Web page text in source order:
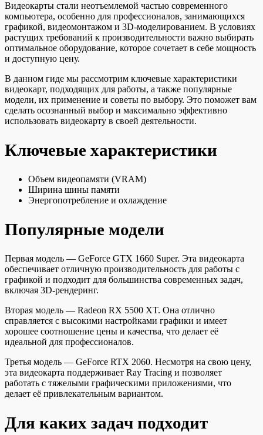
Видеокарты стали неотъемлемой частью современного
компьютера, особенно для профессионалов, занимающихся
графикой, видеомонтажом и 3D-моделированием. В условиях
растущих требований к производительности важно выбирать
оптимальное оборудование, которое сочетает в себе мощность
и доступную цену.
В данном гиде мы рассмотрим ключевые характеристики
видеокарт, подходящих для работы, а также популярные
модели, их применение и советы по выбору. Это поможет вам
сделать осознанный выбор и максимально эффективно
использовать видеокарту в своей деятельности.
Ключевые характеристики
Объем видеопамяти (VRAM)
Ширина шины памяти
Энергопотребление и охлаждение
Популярные модели
Первая модель — GeForce GTX 1660 Super. Эта видеокарта
обеспечивает отличную производительность для работы с
графикой и подходит для большинства современных задач,
включая 3D-рендеринг.
Вторая модель — Radeon RX 5500 XT. Она отлично
справляется с высокими настройками графики и имеет
хорошее соотношение цены и качества, что делает её
идеальной для профессионалов.
Третья модель — GeForce RTX 2060. Несмотря на свою цену,
эта видеокарта поддерживает Ray Tracing и позволяет
работать с тяжелыми графическими приложениями, что
делает её привлекательным вариантом.
Для каких задач подходит